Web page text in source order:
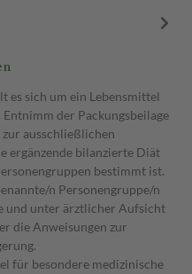
sich um ein Lebensmittel
der Packungsbeilage
zur ausschließlichen
ergänzende bilanzierte Diät
bestimmt ist.
n Personengruppe/n
und unter ärztlicher Aufsicht
die Anweisungen zur
für besondere medizinische